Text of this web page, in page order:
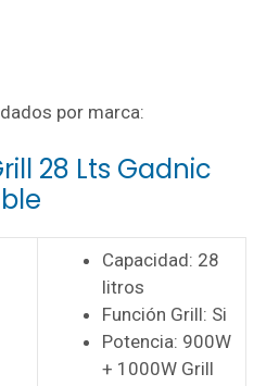
por marca:
28 Lts Gadnic
Capacidad: 28
litros
Función Grill: Si
Potencia: 900W
+ 1000W Grill